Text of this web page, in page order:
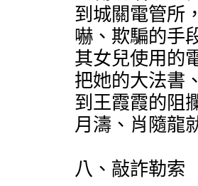
到城關電管所
嚇、欺騙的手
其女兒使用的
把她的大法書
到王霞霞的阻
月濤、肖隨龍
八、敲詐勒索